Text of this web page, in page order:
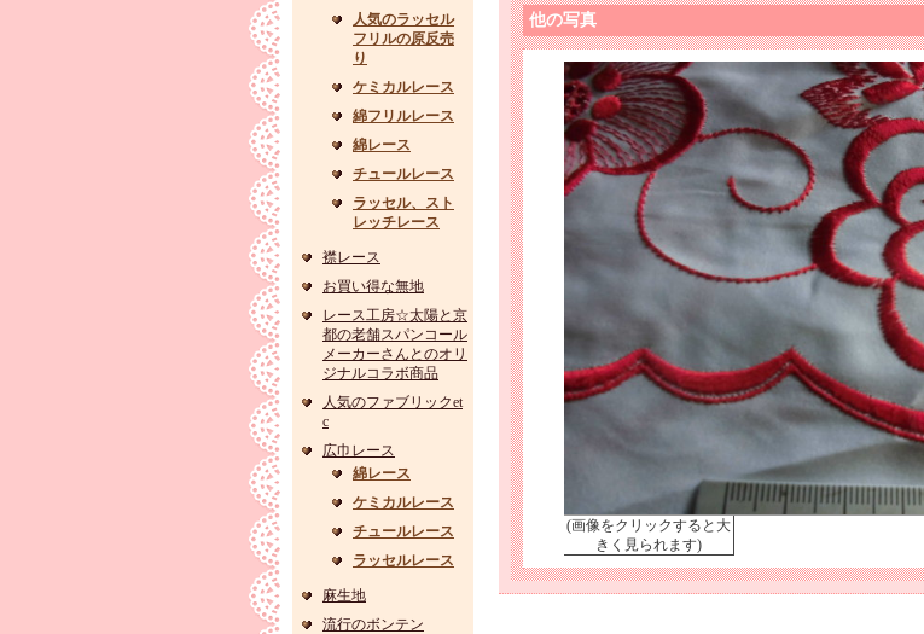
人気のラッセル
フリルの原反売
り
ケミカルレース
綿フリルレース
綿レース
チュールレース
ラッセル、スト
レッチレース
襟レース
お買い得な無地
レース工房☆太陽と京
都の老舗スパンコール
メーカーさんとのオリ
ジナルコラボ商品
人気のファブリックet
c
広巾レース
綿レース
ケミカルレース
チュールレース
ラッセルレース
麻生地
流行のボンテン
他の写真
(画像をクリックすると大
きく見られます)